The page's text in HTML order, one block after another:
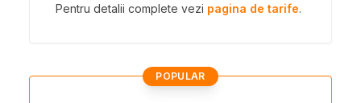
Pentru detalii complete vezi pagina de tarife.
POPULAR